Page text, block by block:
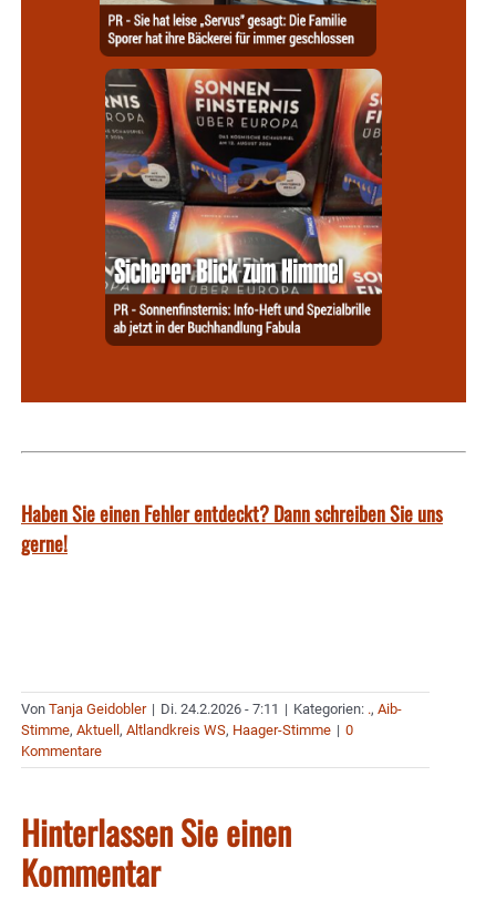
Haben Sie einen Fehler entdeckt? Dann schreiben Sie uns
gerne!
Von Tanja Geidobler | Di. 24.2.2026 - 7:11 | Kategorien: ., Aib-
Stimme, Aktuell , Altlandkreis WS, Haager-Stimme | 0
Kommentare
Hinterlassen Sie einen
Kommentar